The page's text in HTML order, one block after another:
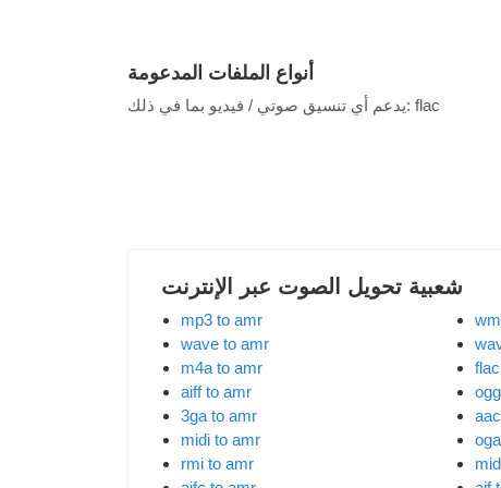
أنواع الملفات المدعومة
يدعم أي تنسيق صوتي / فيديو بما في ذلك: flac
شعبية تحويل الصوت عبر الإنترنت
mp3 to amr
wave to amr
m4a to amr
aiff to amr
3ga to amr
midi to amr
rmi to amr